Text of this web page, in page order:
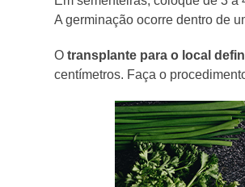
A germinação ocorre dentro de
Otransplante para o local
centímetros. Faça o